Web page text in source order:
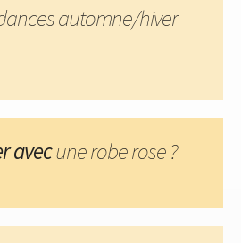
automne/hiver
avecune robe rose ?